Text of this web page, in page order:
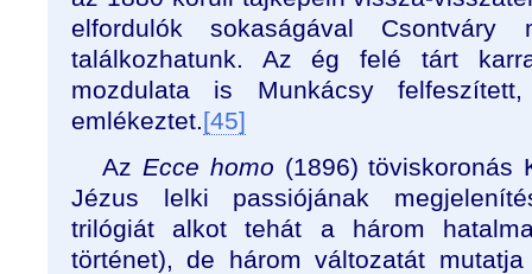
elfordulók sokaságával Csontváry
találkozhatunk. Az ég felé tárt
mozdulata is Munkácsy
emlékeztet.[45]
Az Ecce homo (1896) töviskoronás
Jézus lelki passiójának
trilógiát alkot tehát a három
történet), de három változatát